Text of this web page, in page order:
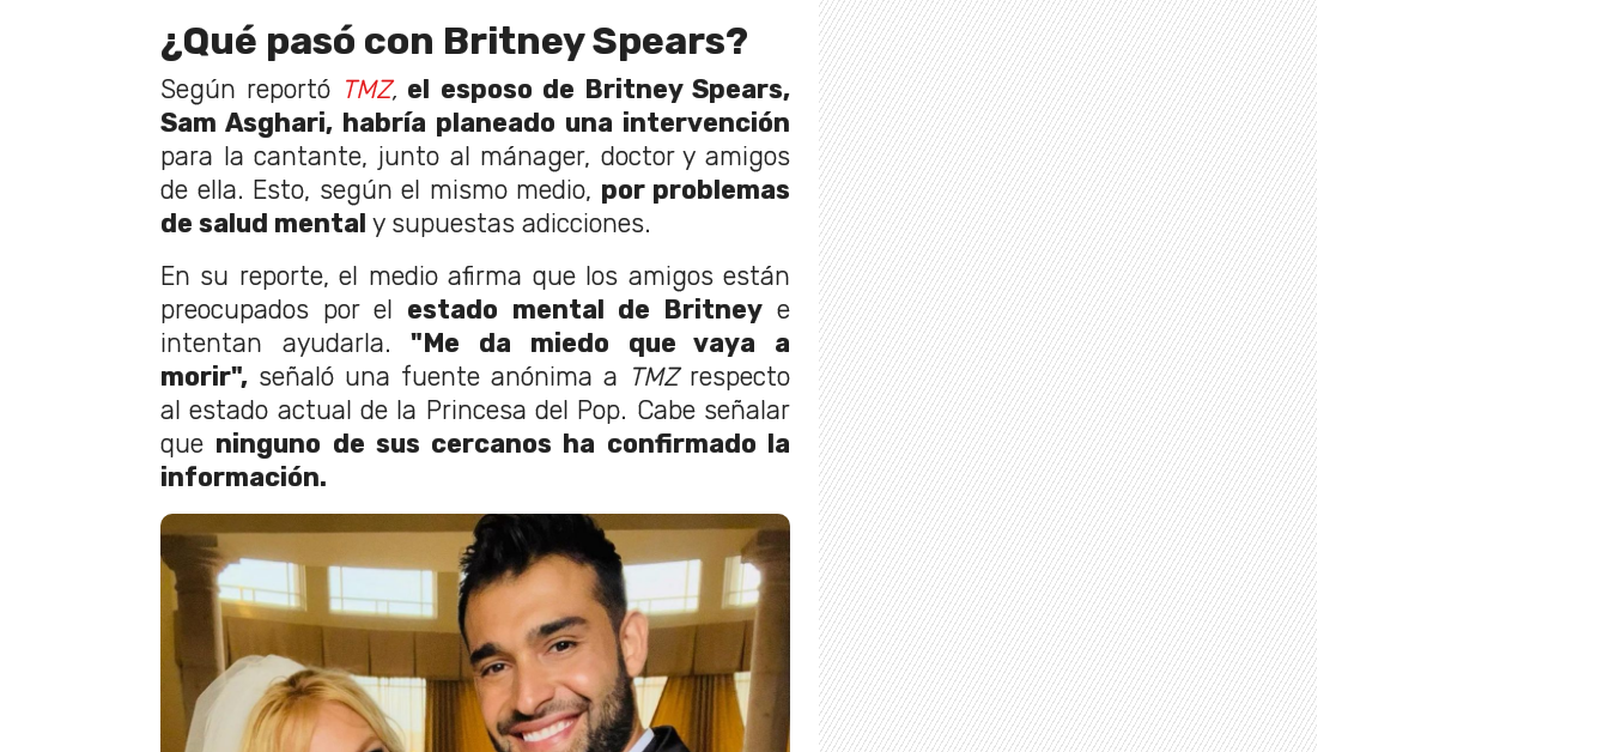
¿Qué pasó con Britney Spears?
Según reportó TMZ, el esposo de Britney Spears,
Sam Asghari, habría planeado una intervención
para la cantante, junto al mánager, doctor y amigos
de ella. Esto, según el mismo medio, por problemas
de salud mental y supuestas adicciones.
En su reporte, el medio afirma que los amigos están
preocupados por el estado mental de Britneye
intentan ayudarla."Me da miedo que vaya a
morir", señaló una fuente anónima a TMZ respecto
al estado actual de la Princesa del Pop. Cabe señalar
que ninguno de sus cercanos ha confirmado la
información.